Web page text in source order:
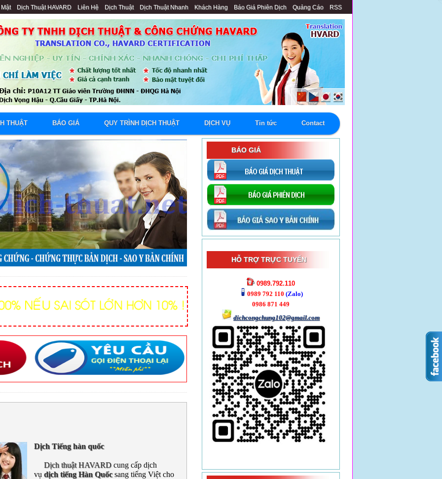
Dịch Thuật HAVARD Liên Hệ Dịch Thuật Dịch Thuật Nhanh Khách Hàng Báo Giá Phiên Dịch Quảng Cáo RSS
THUẬT BÁO GIÁ QUY TRÌNH DỊCH THUẬT DỊCH VỤ Tin tức Contact
Dịch Tiếng hàn quốc
Dịch thuật HAVARD cung cấp dịch
vụ dịch tiếng Hàn Quốcsang tiếng Việt cho
BÁO GIÁ
HỖ TRỢ TRỰC TUYẾN
0989.792.110
0989 792 110 (Zalo)
0986 871 449
dichcongchung102@gmail.com